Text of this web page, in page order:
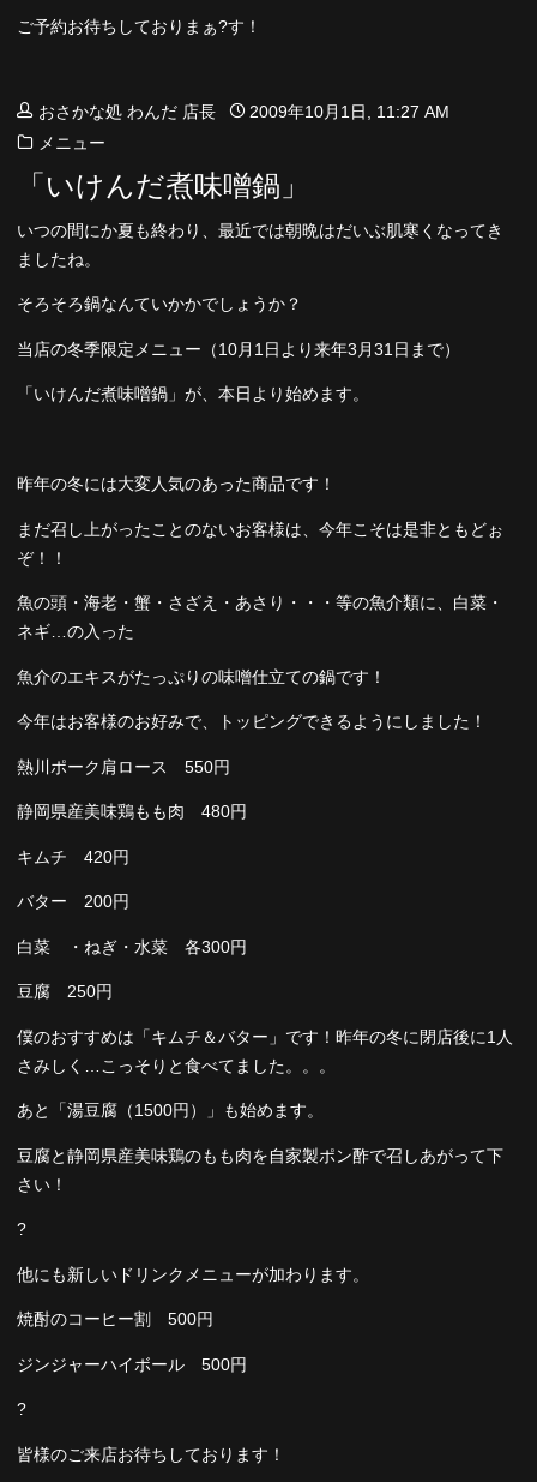
ご予約お待ちしておりまぁ?す！
おさかな処 わんだ 店長
2009年10月1日, 11:27 AM
メニュー
「いけんだ煮味噌鍋」
いつの間にか夏も終わり、最近では朝晩はだいぶ肌寒くなってき
ましたね。
そろそろ鍋なんていかかでしょうか？
当店の冬季限定メニュー（10月1日より来年3月31日まで）
「いけんだ煮味噌鍋」が、本日より始めます。
昨年の冬には大変人気のあった商品です！
まだ召し上がったことのないお客様は、今年こそは是非ともどぉ
ぞ！！
魚の頭・海老・蟹・さざえ・あさり・・・等の魚介類に、白菜・
ネギ…の入った
魚介のエキスがたっぷりの味噌仕立ての鍋です！
今年はお客様のお好みで、トッピングできるようにしました！
熱川ポーク肩ロース 550円
静岡県産美味鶏もも肉 480円
キムチ 420円
バター 200円
白菜 ・ねぎ・水菜 各300円
豆腐 250円
僕のおすすめは「キムチ＆バター」です！昨年の冬に閉店後に1人
さみしく…こっそりと食べてました。。。
あと「湯豆腐（1500円）」も始めます。
豆腐と静岡県産美味鶏のもも肉を自家製ポン酢で召しあがって下
さい！
?
他にも新しいドリンクメニューが加わります。
焼酎のコーヒー割 500円
ジンジャーハイボール 500円
?
皆様のご来店お待ちしております！